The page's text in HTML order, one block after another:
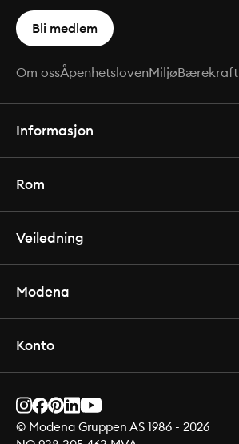
Bli medlem
Om ossÅpenhetslovenMiljøBærekraft
Informasjon
Rom
Veiledning
Modena
Konto
© Modena Gruppen AS 1986 - 2026